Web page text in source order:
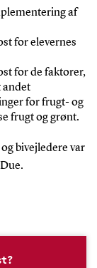
af
for elevernes
for de faktorer,
andet
for frugt- og
frugt og grønt.
bivejledere var